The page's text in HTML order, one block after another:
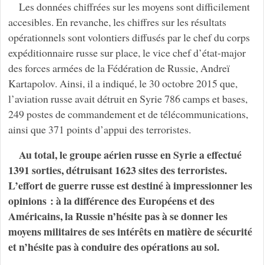
Les données chiffrées sur les moyens sont difficilement
accesibles. En revanche, les chiffres sur les résultats
opérationnels sont volontiers diffusés par le chef du corps
expéditionnaire russe sur place, le vice chef d’état-major
des forces armées de la Fédération de Russie, Andreï
Kartapolov. Ainsi, il a indiqué, le 30 octobre 2015 que,
l’aviation russe avait détruit en Syrie 786 camps et bases,
249 postes de commandement et de télécommunications,
ainsi que 371 points d’appui des terroristes.
Au total, le groupe aérien russe en Syrie a effectué
1391 sorties, détruisant 1623 sites des terroristes.
L’effort de guerre russe est destiné à impressionner les
opinions : à la différence des Européens et des
Américains, la Russie n’hésite pas à se donner les
moyens militaires de ses intérêts en matière de sécurité
et n’hésite pas à conduire des opérations au sol.